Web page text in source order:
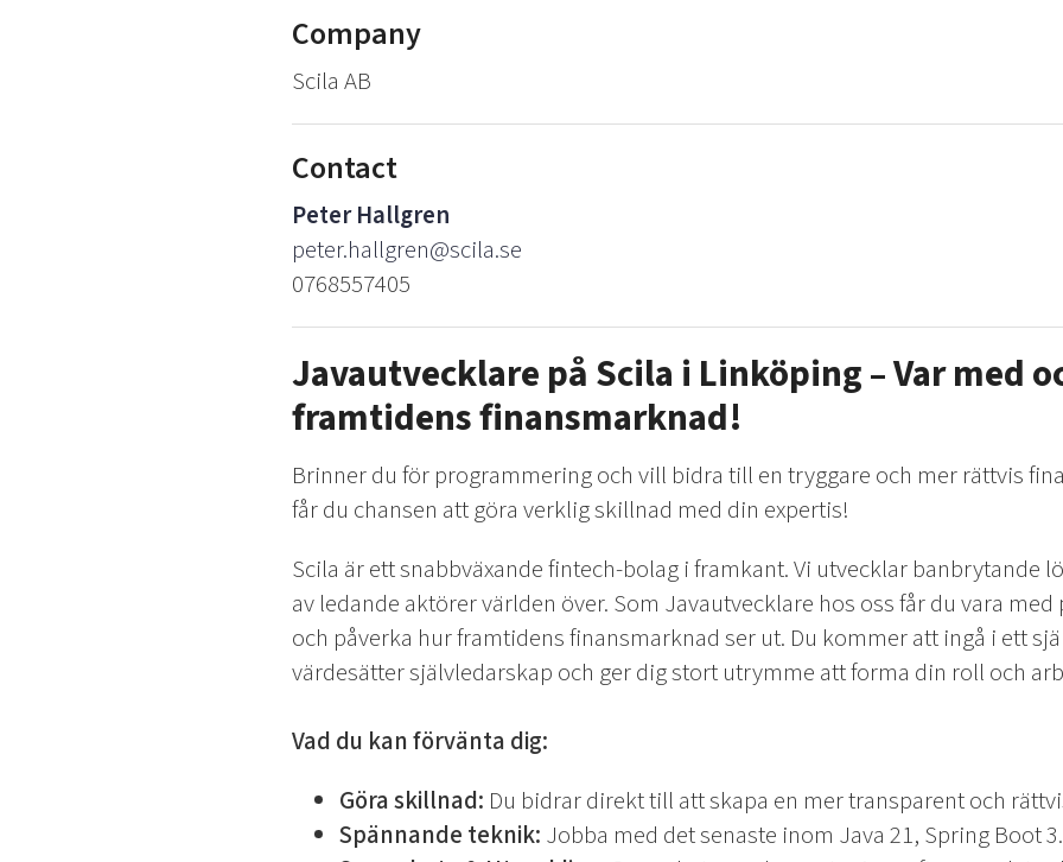
Company
Scila AB
Contact
Peter Hallgren
peter.hallgren@scila.se
0768557405
Javautvecklare på Scila i Linköping – Var med
framtidens finansmarknad!
Brinner du för programmering och vill bidra till en tryggare och mer rättvis
får du chansen att göra verklig skillnad med din expertis!
Scila är ett snabbväxande fintech-bolag i framkant. Vi utvecklar banbrytande
av ledande aktörer världen över. Som Javautvecklare hos oss får du vara
och påverka hur framtidens finansmarknad ser ut. Du kommer att ingå i ett
värdesätter självledarskap och ger dig stort utrymme att forma din roll och
Vad du kan förvänta dig:
Göra skillnad: Du bidrar direkt till att skapa en mer transparent och
Spännande teknik: Jobba med det senaste inom Java 21, Spring Boot